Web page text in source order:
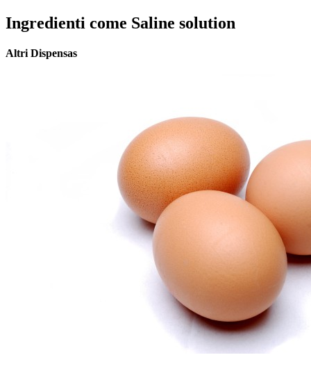
Ingredienti come Saline solution
Altri Dispensas